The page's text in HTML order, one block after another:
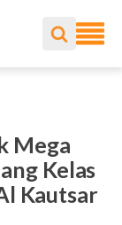
Mega
Kelas
Kautsar